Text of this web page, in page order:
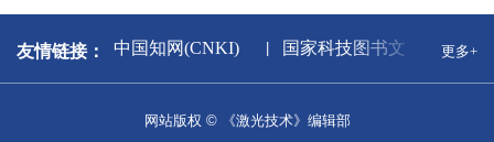
友情链接：
出版署 中国知网(CNKI) 国家科技图书文献中心更多+
网站版权 © 《激光技术》编辑部